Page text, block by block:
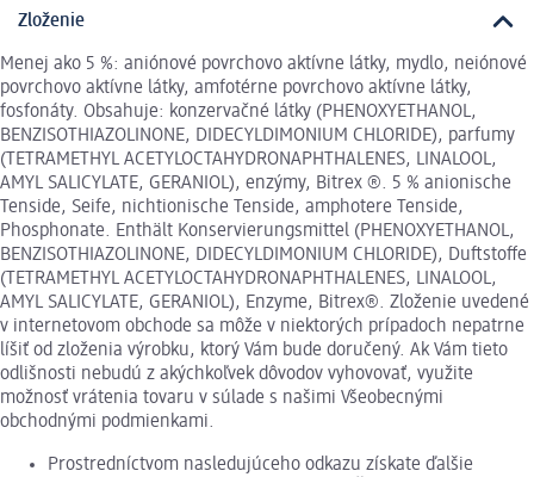
Zloženie
Menej ako 5 %: aniónové povrchovo aktívne látky, mydlo, neiónové
povrchovo aktívne látky, amfotérne povrchovo aktívne látky,
fosfonáty. Obsahuje: konzervačné látky (PHENOXYETHANOL,
BENZISOTHIAZOLINONE, DIDECYLDIMONIUM CHLORIDE), parfumy
(TETRAMETHYL ACETYLOCTAHYDRONAPHTHALENES, LINALOOL,
AMYL SALICYLATE, GERANIOL), enzýmy, Bitrex ®. 5 % anionische
Tenside, Seife, nichtionische Tenside, amphotere Tenside,
Phosphonate. Enthält Konservierungsmittel (PHENOXYETHANOL,
BENZISOTHIAZOLINONE, DIDECYLDIMONIUM CHLORIDE), Duftstoffe
(TETRAMETHYL ACETYLOCTAHYDRONAPHTHALENES, LINALOOL,
AMYL SALICYLATE, GERANIOL), Enzyme, Bitrex®. Zloženie uvedené
v internetovom obchode sa môže v niektorých prípadoch nepatrne
líšiť od zloženia výrobku, ktorý Vám bude doručený. Ak Vám tieto
odlišnosti nebudú z akýchkoľvek dôvodov vyhovovať, využite
možnosť vrátenia tovaru v súlade s našimi Všeobecnými
obchodnými podmienkami.
Prostredníctvom nasledujúceho odkazu získate ďalšie